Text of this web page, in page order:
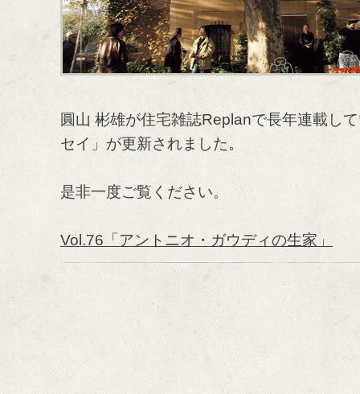
圓山 彬雄が住宅雑誌Replanで長年連載し
セイ」が更新されました。
是非一度ご覧ください。
Vol.76「アントニオ・ガウディの生家」